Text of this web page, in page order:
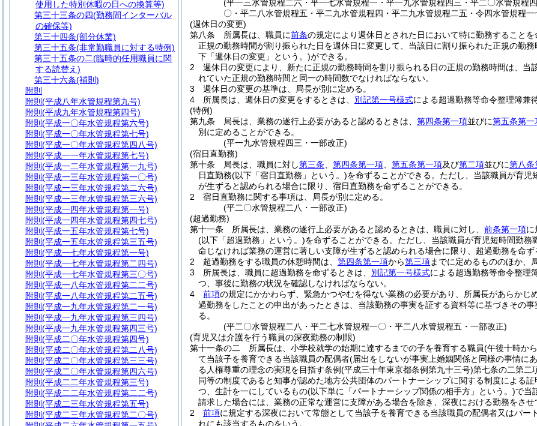
(平一三水管規程二六・平一七水管規程一・平一九水管規程四三・平二〇水管規程
〇・平二八水管規程五・平二九水管規程四・平二九水管規程二五・令四水管規程
(週休日の変更)
第八条
所属長は、職員に前条の規定により週休日とされた日において特に勤務することを
正規の勤務時間が割り振られた日を週休日に変更して、当該日に割り振られた正規の勤
下「週休日の変更」という。)ができる。
2
週休日の変更により、新たに正規の勤務時間を割り振られる日の正規の勤務時間は、
れていた正規の勤務時間と同一の時間数でなければならない。
3
週休日の変更の基準は、局長が別に定める。
4
所属長は、週休日の変更をするときは、 別記第一号様式による超過勤務等命令整理簿兼
(特例)
第九条
局長は、業務の遂行上必要があると認めるときは、 第四条第一項並びに第五条第一
別に定めることができる。
(平一九水管規程四三・一部改正)
(宿日直勤務)
第十条
局長は、職員に対し第三条 第四条第一項 第五条第一項及び第二項並びに第八条
日直勤務(以下「宿日直勤務」という。)を命ずることができる。 ただし、当該職員が育児
が生ずると認められる場合に限り、宿日直勤務を命ずることができる。
2
宿日直勤務に関する事項は、局長が別に定める。
(平二〇水管規程二八・一部改正)
(超過勤務)
第十一条
所属長は、業務の遂行上必要があると認めるときは、職員に対し、 前条第一項に
(以下「超過勤務」という。)を命ずることができる。 ただし、当該職員が育児短時間勤
命じなければ業務の運営に著しい支障が生ずると認められる場合に限り、超過勤務を命ず
2
超過勤務をする職員の休憩時間は、 第四条第一項から第三項までに定めるもののほか、
3
所属長は、職員に超過勤務を命ずるときは、 別記第一号様式による超過勤務等命令整理
つ、事後に勤務の状況を確認しなければならない。
4
前項の規定にかかわらず、緊急かつやむを得ない業務の必要があり、所属長があらか
過勤務をしたことの申出があったときは、当該勤務の事実を証する資料等に基づきその事
る。
(平二〇水管規程二八・平二七水管規程一〇・平二八水管規程五・一部改正)
(育児又は介護を行う職員の深夜勤務の制限)
第十一条の二
所属長は、小学校就学の始期に達するまでの子を養育する職員(午後十時か
て当該子を養育できる当該職員の配偶者(届出をしないが事実上婚姻関係と同様の事情に
る人権尊重の理念の実現を目指す条例(平成三十年東京都条例第九十三号)第七条の二第二
同等の制度であると知事が認めた地方公共団体のパートナーシップに関する制度による
つ、生計を一にしているもの(以下単に「パートナーシップ関係の相手方」という。)で当
請求した場合には、業務の正常な運営に支障がある場合を除き、深夜における勤務をさせ
2
前項に規定する深夜において常態として当該子を養育できる当該職員の配偶者又はパ
れにも該当するものをいう。
使用した特別休暇の日への換算等)
第三十三条の四(勤務間インターバル
の確保等)
第三十四条(部分休業)
第三十五条(非常勤職員に対する特例)
第三十五条の二(臨時的任用職員に関
する読替え)
第三十六条(補則)
附則
附則 (平成八年水管規程第九号)
附則 (平成九年水管規程第四号)
附則 (平成一〇年水管規程第六号)
附則 (平成一〇年水管規程第七号)
附則 (平成一〇年水管規程第四八号)
附則 (平成一一年水管規程第七号)
附則 (平成一二年水管規程第一九号)
附則 (平成一三年水管規程第一〇号)
附則 (平成一三年水管規程第二六号)
附則 (平成一三年水管規程第三六号)
附則 (平成一四年水管規程第一号)
附則 (平成一四年水管規程第四七号)
附則 (平成一五年水管規程第七号)
附則 (平成一五年水管規程第三五号)
附則 (平成一七年水管規程第一号)
附則 (平成一七年水管規程第二四号)
附則 (平成一七年水管規程第三〇号)
附則 (平成一八年水管規程第二二号)
附則 (平成一八年水管規程第二五号)
附則 (平成一九年水管規程第二一号)
附則 (平成一九年水管規程第三四号)
附則 (平成一九年水管規程第四三号)
附則 (平成二〇年水管規程第四号)
附則 (平成二〇年水管規程第二八号)
附則 (平成二〇年水管規程第三三号)
附則 (平成二〇年水管規程第四六号)
附則 (平成二二年水管規程第三号)
附則 (平成二二年水管規程第二二号)
附則 (平成二三年水管規程第五号)
附則 (平成二三年水管規程第二〇号)